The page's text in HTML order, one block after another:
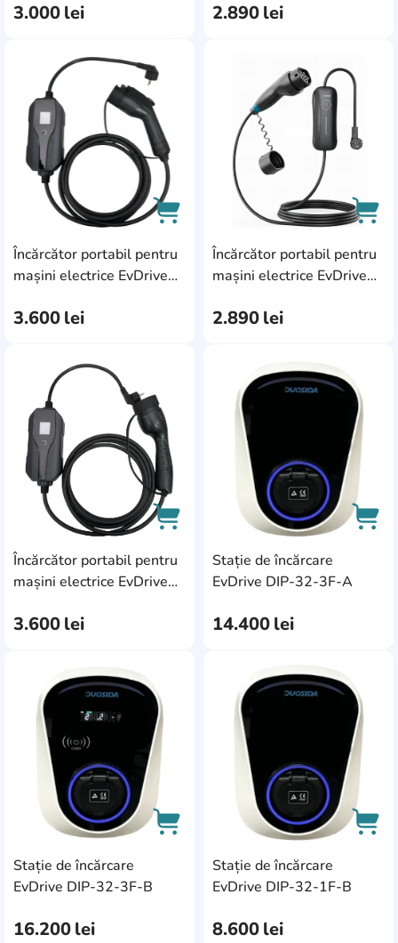
3.000lei 2.890lei
Încărcător portabil pentru
mașini electrice EvDrive
3.600lei
AddCardToFavourite
AddCardToCart
Încărcător portabil pentru
mașini electrice EvDrive
2.890lei
Încărcător portabil pentru
mașini electrice EvDrive
3.600lei
AddCardToFavourite
AddCardToCart
Stație de încărcare
EvDrive DIP-32-3F-A
14.400lei
Stație de încărcare
EvDrive DIP-32-3F-B
16.200lei
AddCardToFavourite
AddCardToCart
Stație de încărcare
EvDrive DIP-32-1F-B
8.600lei